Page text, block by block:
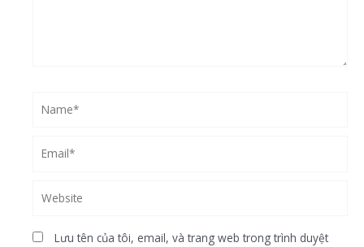
Lưu tên của tôi, email, và trang web trong trình duyệt